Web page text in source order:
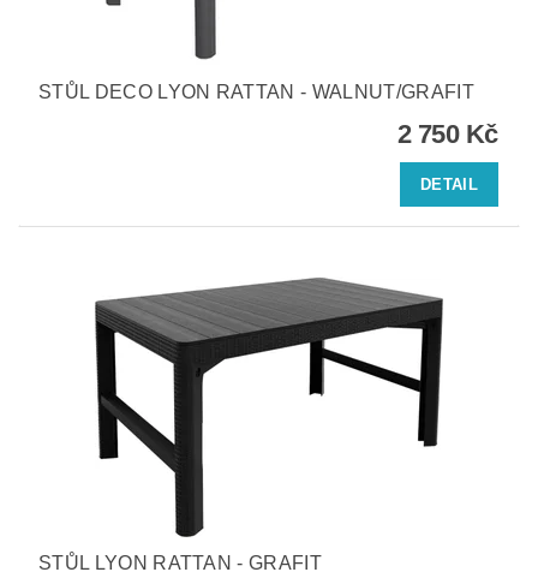
STŮL DECO LYON RATTAN - WALNUT/GRAFIT
2 750 Kč
DETAIL
STŮL LYON RATTAN - GRAFIT